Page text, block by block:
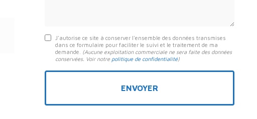
J'autorise ce site à conserver l'ensemble des données transmises
dans ce formulaire pour faciliter le suivi et le traitement de ma
demande. (Aucune exploitation commerciale ne sera faite des données
conservées. Voir notre politique de confidentialité)